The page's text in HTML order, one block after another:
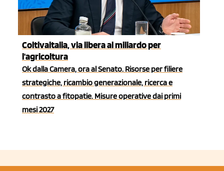
Coltivaitalia, via libera al miliardo per
l'agricoltura
Ok dalla Camera, ora al Senato. Risorse per filiere
strategiche, ricambio generazionale, ricerca e
contrasto a fitopatie. Misure operative dai primi
mesi 2027